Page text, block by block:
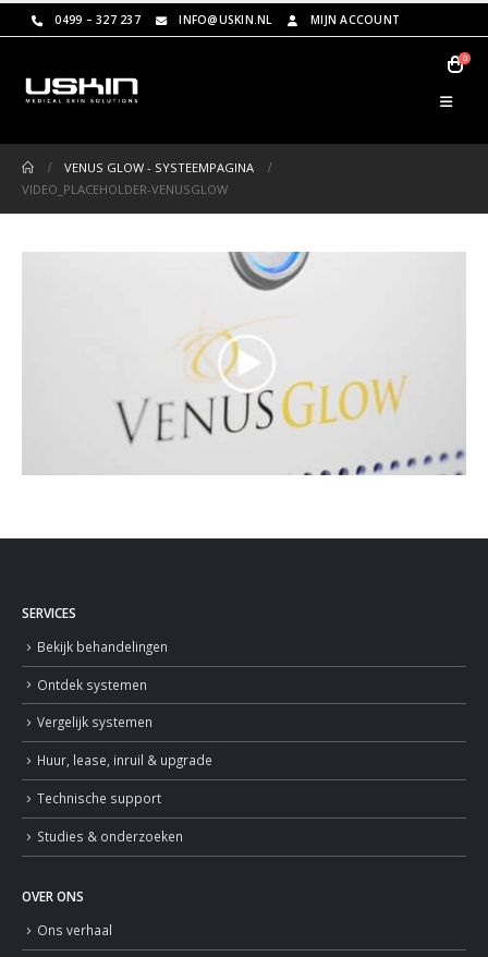
0499 – 327 237 INFO@USKIN.NL MIJN ACCOUNT
0
VENUS GLOW - SYSTEEMPAGINA
VIDEO_PLACEHOLDER-VENUSGLOW
SERVICES
Bekijk behandelingen
Ontdek systemen
Vergelijk systemen
Huur, lease, inruil & upgrade
Technische support
Studies & onderzoeken
OVER ONS
Ons verhaal